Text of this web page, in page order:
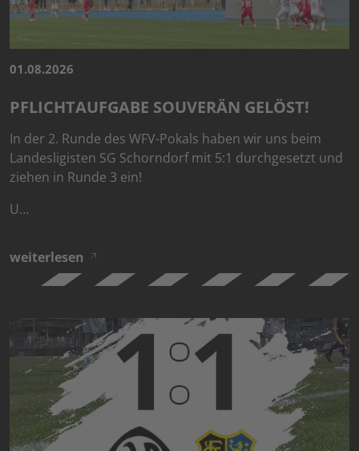
01.08.2026
PFLICHTAUFGABE SOUVERÄN GELÖST!
In der 2. Runde des WFV-Pokals haben wir uns beim
Landesligisten SG Schorndorf mit 5:1 durchgesetzt und
ziehen in Runde 3 ein!
U…
weiterlesen